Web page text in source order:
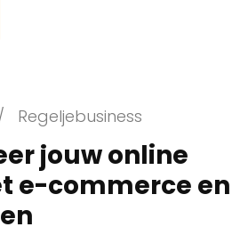
Regeljebusiness
jouw online
e-commerce en